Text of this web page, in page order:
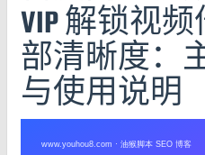
VIP 解锁视
部清晰度：
与使用说明